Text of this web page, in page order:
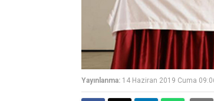
Yayınlanma: 14 Haziran 2019 Cuma